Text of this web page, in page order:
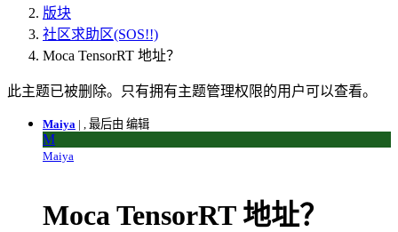
版块
社区求助区(SOS!!)
Moca TensorRT 地址？
此主题已被删除。只有拥有主题管理权限的用户可以查看。
Maiya | , 最后由 编辑
M
Maiya
Moca TensorRT 地址？